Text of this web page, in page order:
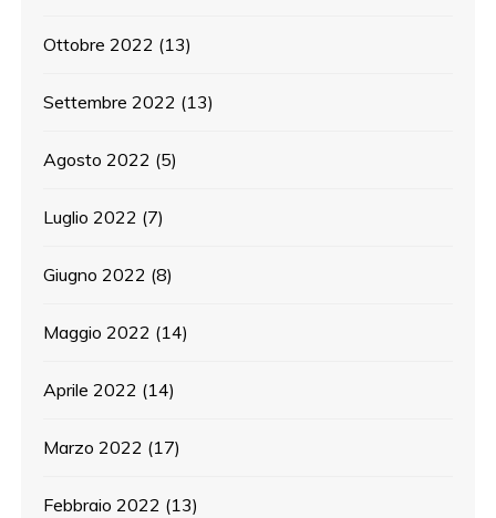
Ottobre 2022 (13)
Settembre 2022 (13)
Agosto 2022 (5)
Luglio 2022 (7)
Giugno 2022 (8)
Maggio 2022 (14)
Aprile 2022 (14)
Marzo 2022 (17)
Febbraio 2022 (13)